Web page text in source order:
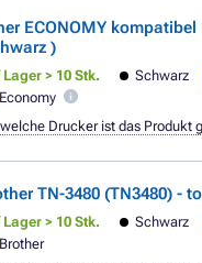
ECONOMY kompatibel
)
> 10 Stk. Schwarz
Economy
Drucker ist das Produkt
TN-3480 (TN3480) -
> 10 Stk. Schwarz
Brother